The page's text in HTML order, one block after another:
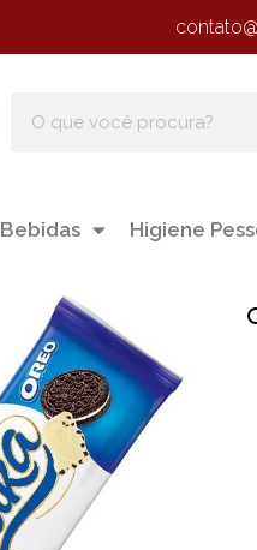
Bebidas Higiene